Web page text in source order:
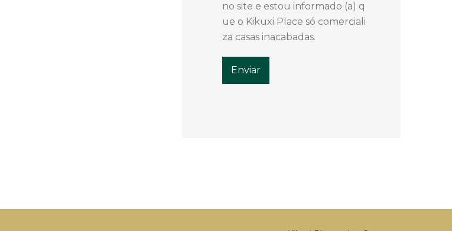
no site e estou informado (a) q
ue o Kikuxi Place só comerciali
za casas inacabadas.
Enviar